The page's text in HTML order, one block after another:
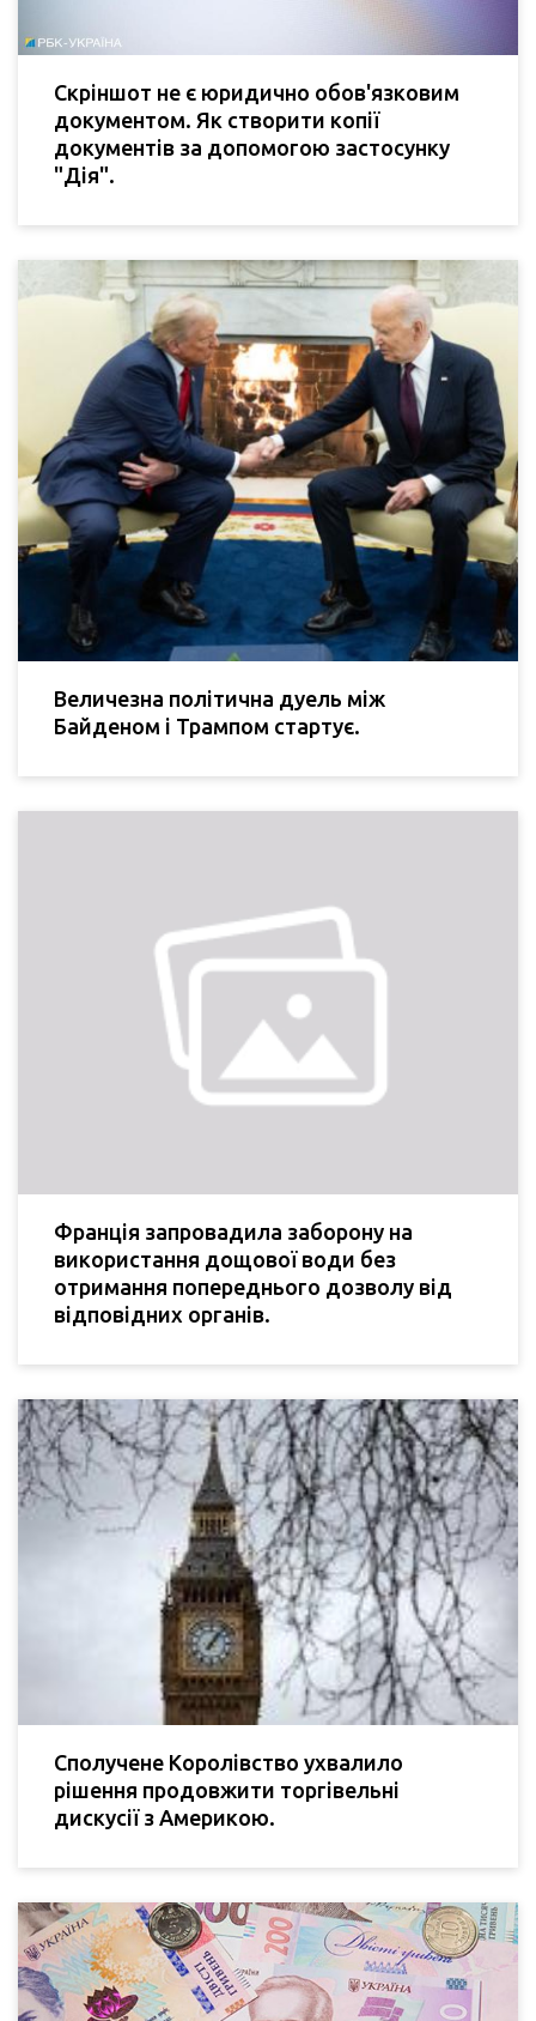
Скріншот не є юридично обов'язковим
документом. Як створити копії
документів за допомогою застосунку
"Дія".
Величезна політична дуель між
Байденом і Трампом стартує.
Франція запровадила заборону на
використання дощової води без
отримання попереднього дозволу від
відповідних органів.
Сполучене Королівство ухвалило
рішення продовжити торгівельні
дискусії з Америкою.